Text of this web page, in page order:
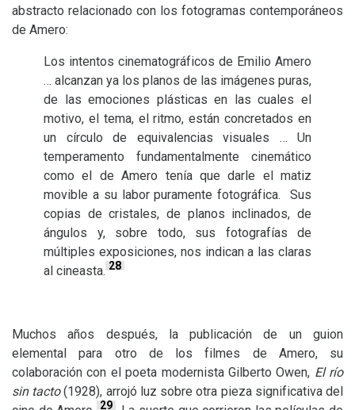
abstracto relacionado con los fotogramas contemporáneos
de Amero:
Los intentos cinematográficos de Emilio Amero
… alcanzan ya los planos de las imágenes puras,
de las emociones plásticas en las cuales el
motivo, el tema, el ritmo, están concretados en
un círculo de equivalencias visuales … Un
temperamento fundamentalmente cinemático
como el de Amero tenía que darle el matiz
movible a su labor puramente fotográfica. Sus
copias de cristales, de planos inclinados, de
ángulos y, sobre todo, sus fotografías de
múltiples exposiciones, nos indican a las claras
al cineasta. 28
Muchos años después, la publicación de un guion
elemental para otro de los filmes de Amero, su
colaboración con el poeta modernista Gilberto Owen, El río
sin tacto(1928), arrojó luz sobre otra pieza significativa del
29